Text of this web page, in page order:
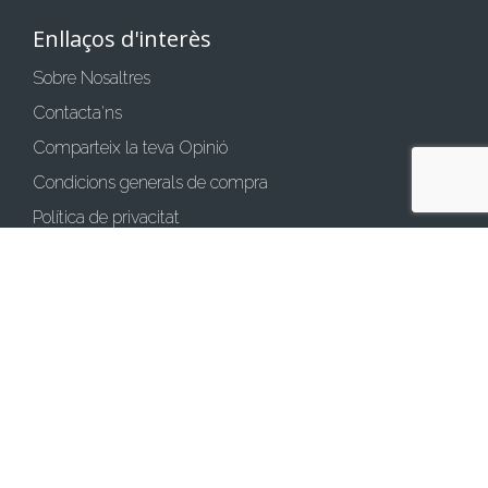
Enllaços d'interès
Sobre Nosaltres
Contacta'ns
Comparteix la teva Opinió
Condicions generals de compra
Política de privacitat